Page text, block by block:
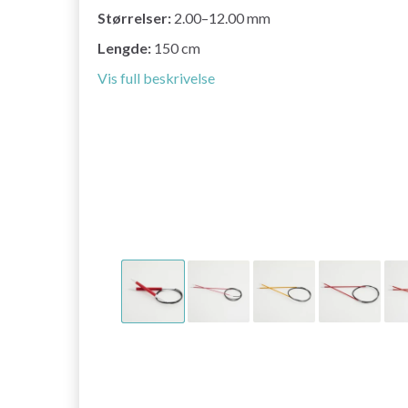
Størrelser: 2.00–12.00 mm
Lengde: 150 cm
Vis full beskrivelse